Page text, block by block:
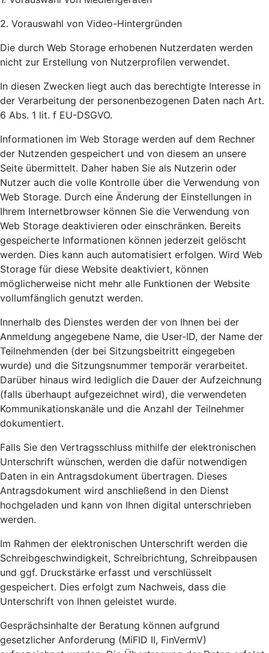
2. Vorauswahl von Video-Hintergründen
Die durch Web Storage erhobenen Nutzerdaten werden
nicht zur Erstellung von Nutzerprofilen verwendet.
In diesen Zwecken liegt auch das berechtigte Interesse in
der Verarbeitung der personenbezogenen Daten nach Art.
6 Abs. 1 lit. f EU-DSGVO.
Informationen im Web Storage werden auf dem Rechner
der Nutzenden gespeichert und von diesem an unsere
Seite übermittelt. Daher haben Sie als Nutzerin oder
Nutzer auch die volle Kontrolle über die Verwendung von
Web Storage. Durch eine Änderung der Einstellungen in
Ihrem Internetbrowser können Sie die Verwendung von
Web Storage deaktivieren oder einschränken. Bereits
gespeicherte Informationen können jederzeit gelöscht
werden. Dies kann auch automatisiert erfolgen. Wird Web
Storage für diese Website deaktiviert, können
möglicherweise nicht mehr alle Funktionen der Website
vollumfänglich genutzt werden.
Innerhalb des Dienstes werden der von Ihnen bei der
Anmeldung angegebene Name, die User-ID, der Name der
Teilnehmenden (der bei Sitzungsbeitritt eingegeben
wurde) und die Sitzungsnummer temporär verarbeitet.
Darüber hinaus wird lediglich die Dauer der Aufzeichnung
(falls überhaupt aufgezeichnet wird), die verwendeten
Kommunikationskanäle und die Anzahl der Teilnehmer
dokumentiert.
Falls Sie den Vertragsschluss mithilfe der elektronischen
Unterschrift wünschen, werden die dafür notwendigen
Daten in ein Antragsdokument übertragen. Dieses
Antragsdokument wird anschließend in den Dienst
hochgeladen und kann von Ihnen digital unterschrieben
werden.
Im Rahmen der elektronischen Unterschrift werden die
Schreibgeschwindigkeit, Schreibrichtung, Schreibpausen
und ggf. Druckstärke erfasst und verschlüsselt
gespeichert. Dies erfolgt zum Nachweis, dass die
Unterschrift von Ihnen geleistet wurde.
Gesprächsinhalte der Beratung können aufgrund
gesetzlicher Anforderung (MiFID II, FinVermV)